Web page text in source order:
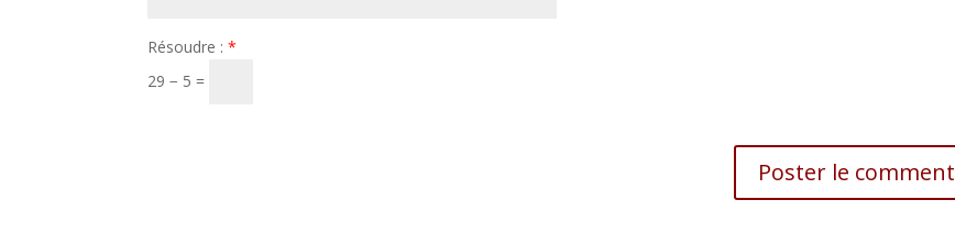
Résoudre :*
29 − 5 =